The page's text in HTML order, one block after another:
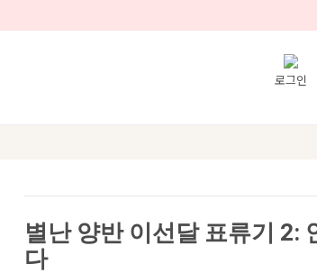
로그인
별난 양반 이선달 표류기 2:
다